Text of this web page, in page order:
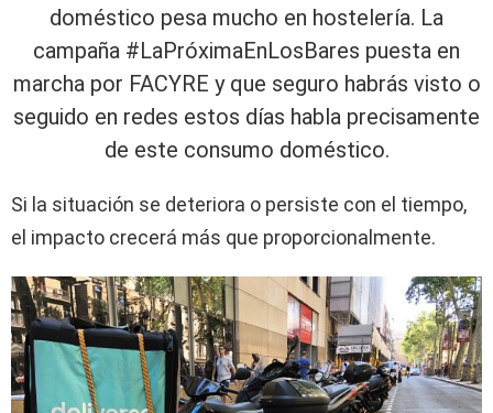
doméstico pesa mucho en hostelería. La
campaña #LaPróximaEnLosBares puesta en
marcha por FACYRE y que seguro habrás visto o
seguido en redes estos días habla precisamente
de este consumo doméstico.
Si la situación se deteriora o persiste con el tiempo,
el impacto crecerá más que proporcionalmente.